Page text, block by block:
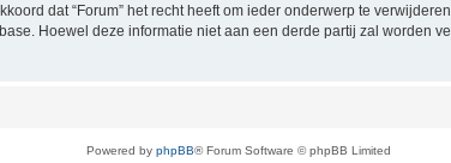
dat “Forum” het recht heeft om ieder onderwerp te
Hoewel deze informatie niet aan een derde partij zal worden
Powered by phpBB® Forum Software © phpBB Limited